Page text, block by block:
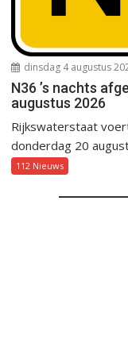
dinsdag 4 augustus
N36 ’s nachts
augustus 2026
Rijkswaterstaat
donderdag 20
112 Nieuws